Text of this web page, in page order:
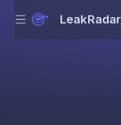
Menu LeakRadar